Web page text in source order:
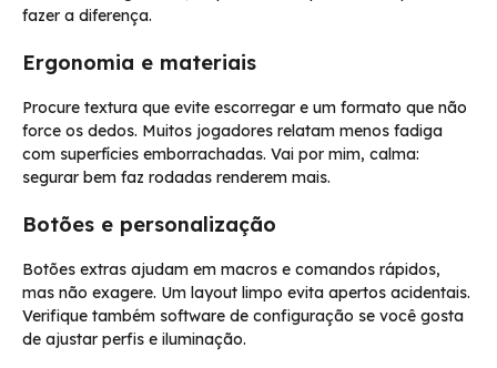
fazer a diferença.
Ergonomia e materiais
Procure textura que evite escorregar e um formato que não
force os dedos. Muitos jogadores relatam menos fadiga
com superfícies emborrachadas. Vai por mim, calma:
segurar bem faz rodadas renderem mais.
Botões e personalização
Botões extras ajudam em macros e comandos rápidos,
mas não exagere. Um layout limpo evita apertos acidentais.
Verifique também software de configuração se você gosta
de ajustar perfis e iluminação.